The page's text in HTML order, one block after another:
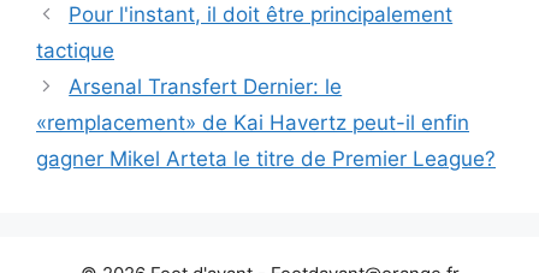
Pour l'instant, il doit être principalement
tactique
Arsenal Transfert Dernier: le
«remplacement» de Kai Havertz peut-il enfin
gagner Mikel Arteta le titre de Premier League?